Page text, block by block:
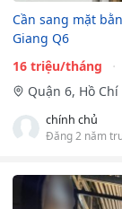
Cần sang mặt
Giang Q6
16 triệu/tháng
Quận 6, Hồ
chính chủ
Đăng 2 năm